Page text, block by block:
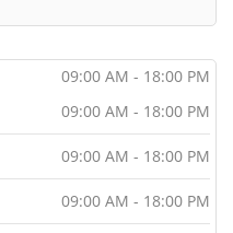
09:00 AM - 18:00 PM
09:00 AM - 18:00 PM
09:00 AM - 18:00 PM
09:00 AM - 18:00 PM